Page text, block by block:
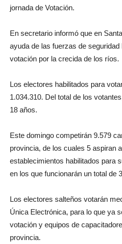
jornada de Votación.
En secretario informó que en
ayuda de las fuerzas de
votación por la crecida de los ríos.
Los electores habilitados para
1.034.310. Del total de los
18 años.
Este domingo competirán 9.579
provincia, de los cuales 5 aspiran
establecimientos habilitados para
en los que funcionarán un total de
Los electores salteños votarán
Única Electrónica, para lo que ya
votación y equipos de
provincia.